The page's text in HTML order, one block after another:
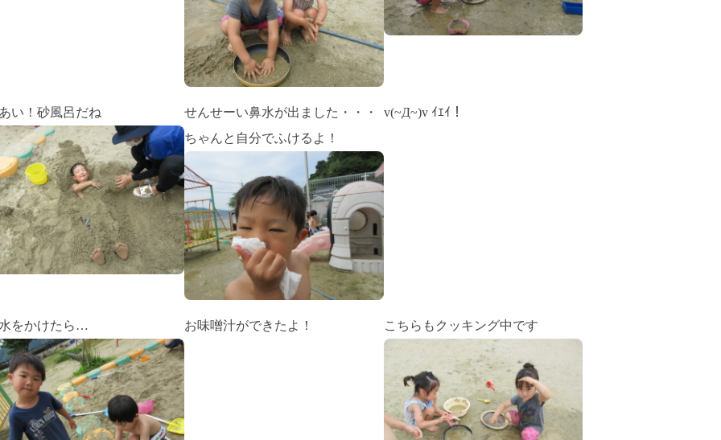
い！砂風呂だね
せんせーい鼻水が出ました・・・
ちゃんと自分でふけるよ！
v(~Д~)v ｲｴｲ！
をかけたら… お味噌汁ができたよ！ こちらもクッキング中です